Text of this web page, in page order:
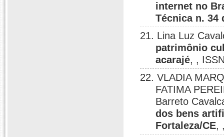
internet no
Técnica n. 34
21. Lina Luz
patrimônio
acarajé, ,
22. VLADIA
FATIMA
Barreto
dos bens
Fortaleza/CE,